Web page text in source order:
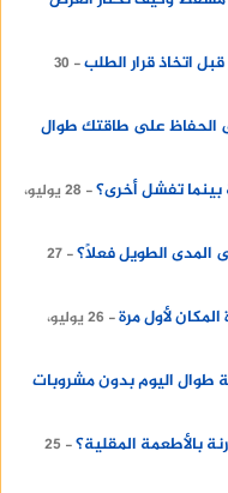
اتخاذ قرار الطلب
30
الحفاظ على طاقتك طوال
تفشل أخرى؟
28 يوليو،
الطويل فعلًا؟ 27
لأول مرة
26 يوليو،
طوال اليوم بدون مشروبات
بالأطعمة المقلية؟
25